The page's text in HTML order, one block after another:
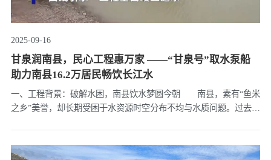
2025-09-16
甘泉润南县，民心工程惠万家 ——“甘泉号”取水泵船
助力南县16.2万居民畅饮长江水
一、工程背景：破解水困，南县饮水梦圆今朝 南县，素有“鱼米
之乡”美誉，却长期受困于水资源时空分布不均与水质问题。过去，
“西......